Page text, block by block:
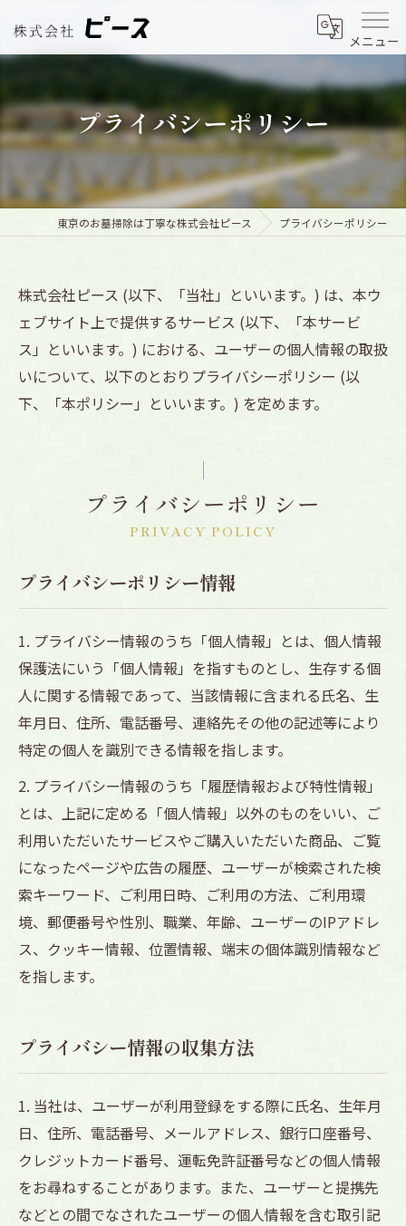
メニュー
プライバシーポリシー
東京のお墓掃除は丁寧な株式会社ピース プライバシーポリシー
株式会社ピース (以下、「当社」といいます。) は、本ウ
ェブサイト上で提供するサービス (以下、「本サービ
ス」といいます。) における、ユーザーの個人情報の取扱
いについて、以下のとおりプライバシーポリシー (以
下、「本ポリシー」といいます。) を定めます。
プライバシーポリシー
PRIVACY POLICY
プライバシーポリシー情報
1. プライバシー情報のうち「個人情報」とは、個人情報
保護法にいう「個人情報」を指すものとし、生存する個
人に関する情報であって、当該情報に含まれる氏名、生
年月日、住所、電話番号、連絡先その他の記述等により
特定の個人を識別できる情報を指します。
2. プライバシー情報のうち「履歴情報および特性情報」
とは、上記に定める「個人情報」以外のものをいい、ご
利用いただいたサービスやご購入いただいた商品、ご覧
になったページや広告の履歴、ユーザーが検索された検
索キーワード、ご利用日時、ご利用の方法、ご利用環
境、郵便番号や性別、職業、年齢、ユーザーのIPアドレ
ス、クッキー情報、位置情報、端末の個体識別情報など
を指します。
プライバシー情報の収集方法
1. 当社は、ユーザーが利用登録をする際に氏名、生年月
日、住所、電話番号、メールアドレス、銀行口座番号、
クレジットカード番号、運転免許証番号などの個人情報
をお尋ねすることがあります。また、ユーザーと提携先
などとの間でなされたユーザーの個人情報を含む取引記